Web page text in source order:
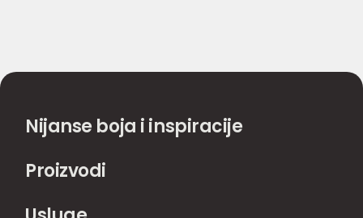
Nijanse boja i inspiracije
Proizvodi